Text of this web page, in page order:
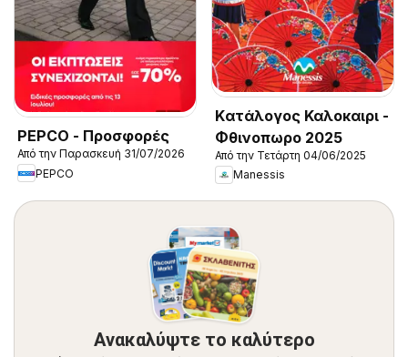
PEPCO - Προσφορές
Από την Παρασκευή 31/07/2026
PEPCO
Kατάλογος Καλοκαιρι -
Φθινοπωρο 2025
Από την Τετάρτη 04/06/2025
Manessis
Ανακαλύψτε το καλύτερο